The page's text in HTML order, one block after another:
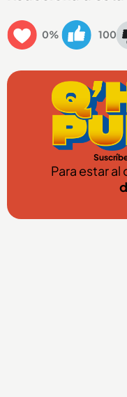
0% 100
Para estar al